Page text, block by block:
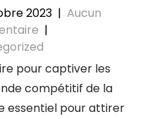
2023 | Aucun
|
pour captiver les
compétitif de la
essentiel pour attirer